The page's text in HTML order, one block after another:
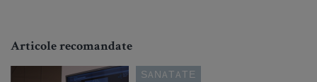
Articole recomandate
SANATATE